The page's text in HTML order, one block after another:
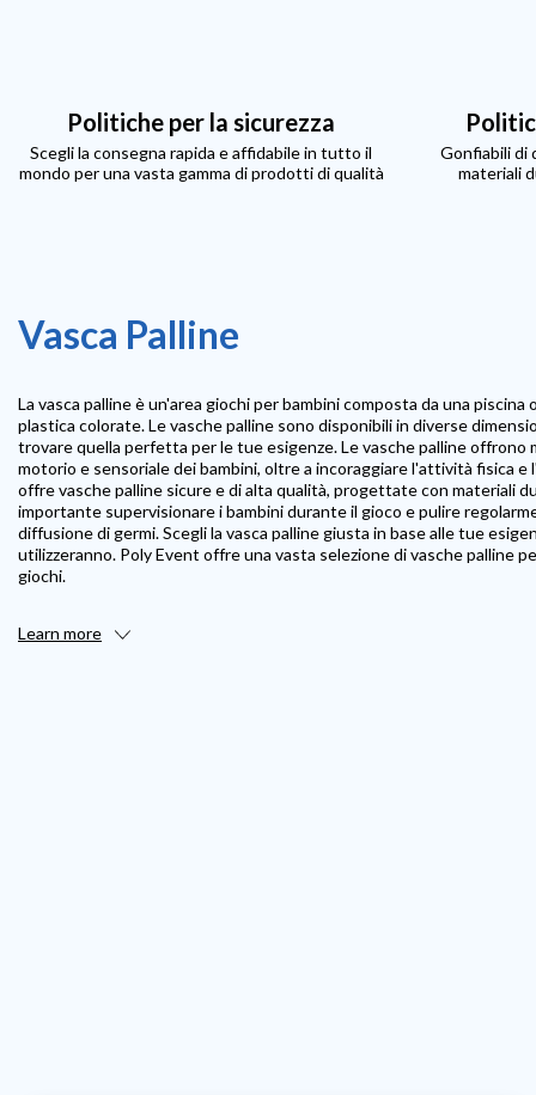
Politiche per la sicurezza
Scegli la consegna rapida e affidabile in tutto il
mondo per una vasta gamma di prodotti di qualità
Gonfiabili di
materiali
Vasca Palline
La vasca palline è un'area giochi per bambini composta da una piscina
plastica colorate. Le vasche palline sono disponibili in diverse
trovare quella perfetta per le tue esigenze. Le vasche palline offrono
motorio e sensoriale dei bambini, oltre a incoraggiare l'attività fisica e
offre vasche palline sicure e di alta qualità, progettate con materiali
importante supervisionare i bambini durante il gioco e pulire
diffusione di germi. Scegli la vasca palline giusta in base alle tue
utilizzeranno. Poly Event offre una vasta selezione di vasche palline
giochi.
Learn more